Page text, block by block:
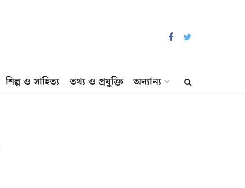
শিল্প ও সাহিত্য তথ্য ও প্রযুক্তি অন্যান্য